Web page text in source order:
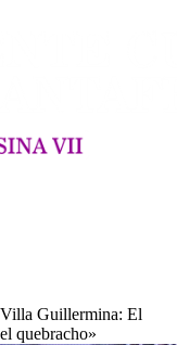
Villa Guillermina: El
quebracho»